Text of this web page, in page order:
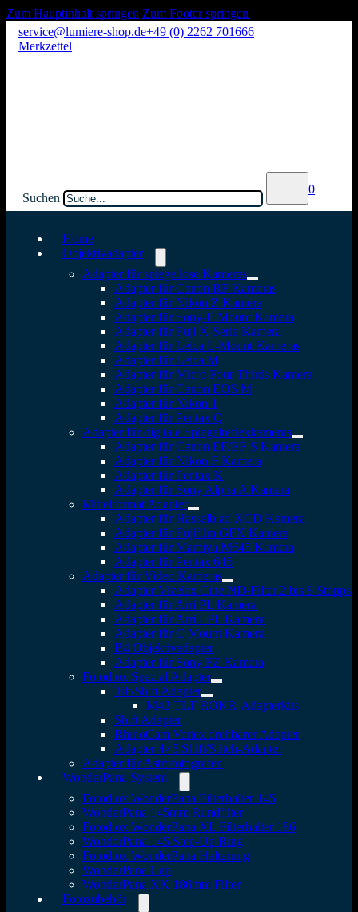
Zum Hauptinhalt springen Zum Footer springen
service@lumiere-shop.de+49 (0) 2262 701666
Merkzettel
Suchen
0
Home
Objektivadapter
Adapter für spiegellose Kameras
Adapter für Canon RF Kameras
Adapter für Nikon Z Kamera
Adapter für Sony-E Mount Kamera
Adapter für Fuji X-Serie Kamera
Adapter für Leica L-Mount Kameras
Adapter für Leica M
Adapter für Micro Four Thirds Kamera
Adapter für Canon EOS M
Adapter für Nikon 1
Adapter für Pentax Q
Adapter für digitale Spiegelreflexkameras
Adapter für Canon EF/EF-S Kamera
Adapter für Nikon F Kamera
Adapter für Pentax K
Adapter für Sony Alpha A Kamera
Mittelformat Adapter
Adapter für Hasselblad XCD Kamera
Adapter für Fujifilm GFX Kamera
Adapter für Mamiya M645 Kamera
Adapter für Pentax 645
Adapter für Video Kameras
Adapter Vizelex Cine ND-Filter 2 bis 8 Stopps
Adapter für Arri PL Kamera
Adapter für Arri LPL Kamera
Adapter für C Mount Kamera
B4 Objektivadapter
Adapter für Sony FZ Kamera
Fotodiox Spezial Adapter
Tilt/Shift Adapter
M42 TLT ROKR-Adapterkits
Shift Adapter
RhinoCam Vertex drehbarer Adapter
Adapter 4×5 Shift/Stitch-Adapter
Adapter für Astrofotografen
WonderPana System
Fotodiox WonderPana Filterhalter 145
WonderPana 145mm Rundfilter
Fotodiox WonderPana XL Filterhalter 186
WonderPana 145 Step-Up Ring
Fotodiox WonderPana Halterung
WonderPana Cap
WonderPana XK 186mm Filter
Fotozubehör